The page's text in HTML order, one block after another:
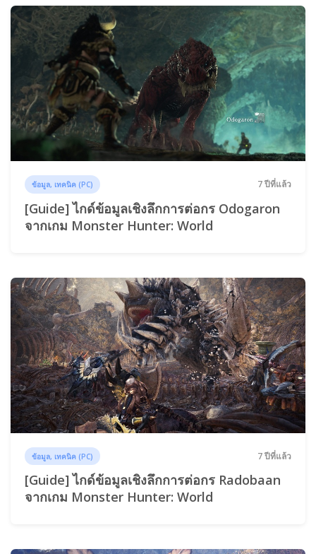
ข้อมูล, เทคนิค (PC) 7 ปีที่แล้ว
[Guide] ไกด์ข้อมูลเชิงลึกการต่อกร Odogaron
จากเกม Monster Hunter: World
ข้อมูล, เทคนิค (PC) 7 ปีที่แล้ว
[Guide] ไกด์ข้อมูลเชิงลึกการต่อกร Radobaan
จากเกม Monster Hunter: World